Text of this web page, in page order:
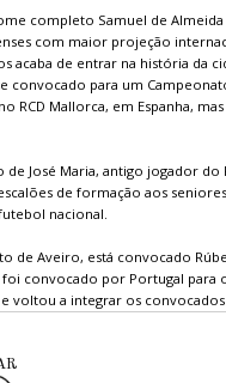
completo Samuel de
com maior projeção
acaba de entrar na história da
convocado para um
RCD Mallorca, em Espanha,
de José Maria, antigo jogador
de formação aos
nacional.
de Aveiro, está convocado
foi convocado por Portugal para
e voltou a integrar os